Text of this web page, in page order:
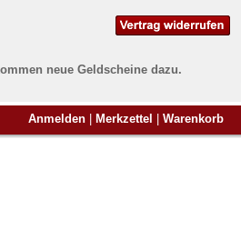
neue Geldscheine dazu.
Sie Banknoten
Anmelden Merkzettel Warenkorb